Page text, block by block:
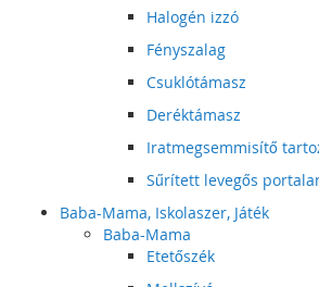
Halogén izzó
Fényszalag
Csuklótámasz
Deréktámasz
Iratmegsemmisítő
Sűrített levegős
Baba-Mama, Iskolaszer, Játék
Baba-Mama
Etetőszék